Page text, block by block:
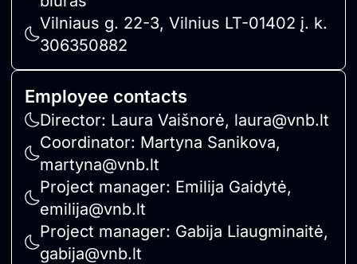
Vilniaus g. 22-3, Vilnius LT-01402 į. k.
306350882
Employee contacts
Director: Laura Vaišnorė, laura@vnb.lt
Coordinator: Martyna Sanikova,
martyna@vnb.lt
Project manager: Emilija Gaidytė,
emilija@vnb.lt
Project manager: Gabija Liaugminaitė,
gabija@vnb.lt